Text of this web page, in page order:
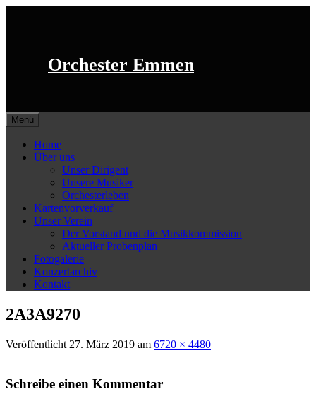
Orchester Emmen
Menü
Home
Über uns
Unser Dirigent
Unsere Musiker
Orchesterleben
Kartenvorverkauf
Unser Verein
Der Vorstand und die Musikkommission
Aktueller Probenplan
Fotogalerie
Konzertarchiv
Kontakt
2A3A9270
Veröffentlicht 27. März 2019 am 6720 × 4480
Schreibe einen Kommentar